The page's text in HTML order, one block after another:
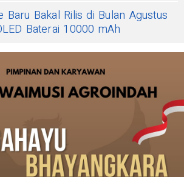
Baru Bakal Rilis di Bulan Agustus
Baterai 10000 mAh